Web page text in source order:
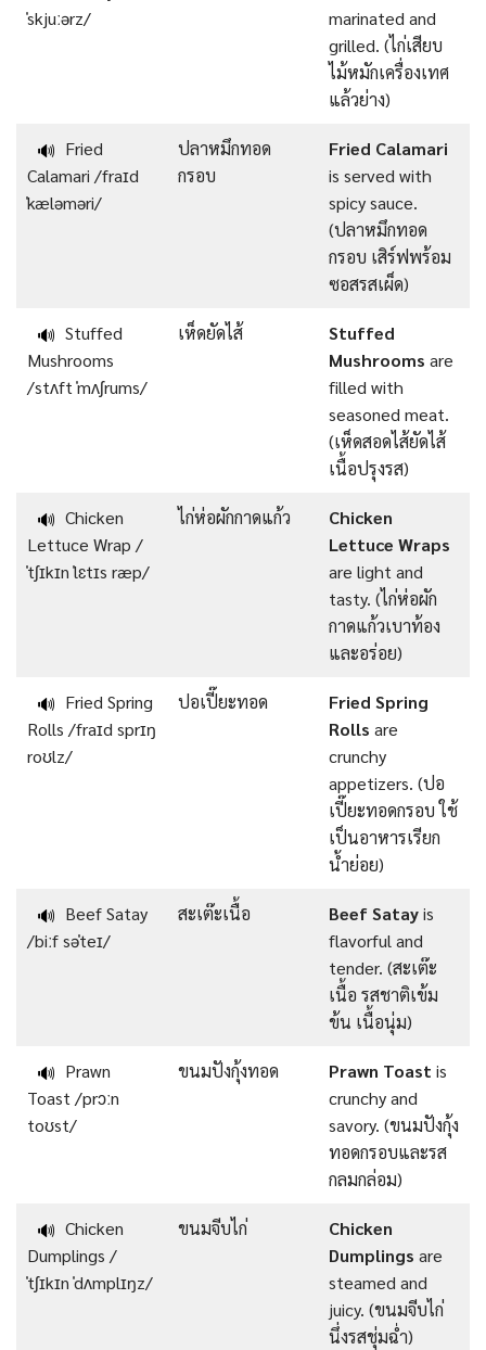
ˈskjuːərz/
marinated and
grilled. (ไก่เสียบ
ไม้หมักเครื่องเทศ
แล้วย่าง)
🔊 Fried
Calamari /fraɪd
ˈkæləməri/
ปลาหมึกทอด
กรอบ
Fried Calamari
is served with
spicy sauce.
(ปลาหมึกทอด
กรอบ เสิร์ฟพร้อม
ซอสรสเผ็ด)
🔊 Stuffed
Mushrooms
/stʌft ˈmʌʃrums/
เห็ดยัดไส้
Stuffed
Mushrooms are
filled with
seasoned meat.
(เห็ดสอดไส้ยัดไส้
เนื้อปรุงรส)
🔊 Chicken
Lettuce Wrap /
ˈtʃɪkɪn ˈlɛtɪs ræp/
ไก่ห่อผักกาดแก้ว
Chicken
Lettuce Wraps
are light and
tasty. (ไก่ห่อผัก
กาดแก้วเบาท้อง
และอร่อย)
🔊 Fried Spring
Rolls /fraɪd sprɪŋ
roʊlz/
ปอเปี๊ยะทอด
Fried Spring
Rolls are
crunchy
appetizers. (ปอ
เปี๊ยะทอดกรอบ ใช้
เป็นอาหารเรียก
น้ำย่อย)
🔊 Beef Satay
/biːf səˈteɪ/
สะเต๊ะเนื้อ Beef Satayis
flavorful and
tender. (สะเต๊ะ
เนื้อ รสชาติเข้ม
ข้น เนื้อนุ่ม)
🔊 Prawn
Toast /prɔːn
toʊst/
ขนมปังกุ้งทอด Prawn Toast is
crunchy and
savory. (ขนมปังกุ้ง
ทอดกรอบและรส
กลมกล่อม)
🔊 Chicken
Dumplings /
ˈtʃɪkɪn ˈdʌmplɪŋz/
ขนมจีบไก่
Chicken
Dumplings are
steamed and
juicy. (ขนมจีบไก่
นึ่งรสชุ่มฉ่ำ)